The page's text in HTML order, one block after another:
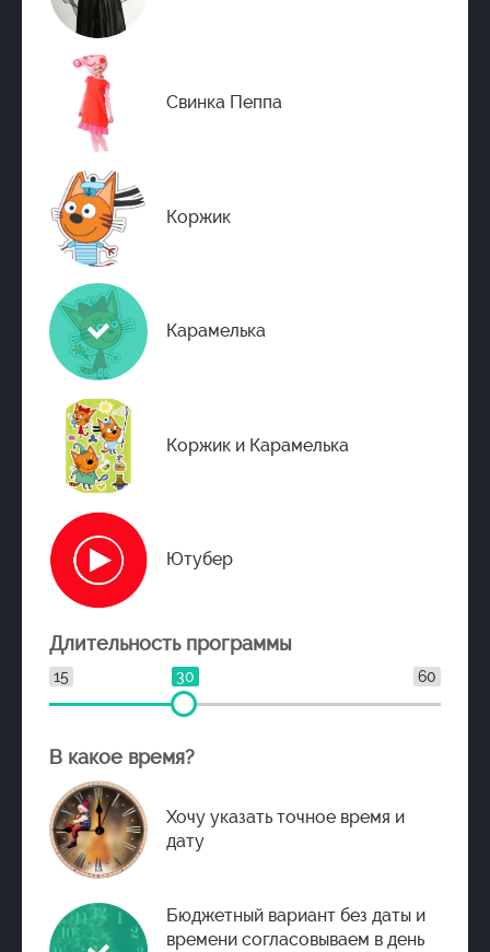
Свинка Пеппа
Коржик
Карамелька
Коржик и Карамелька
Ютубер
Длительность программы
15 60
30
В какое время?
Хочу указать точное время и
дату
Бюджетный вариант без даты и
времени согласовываем в день